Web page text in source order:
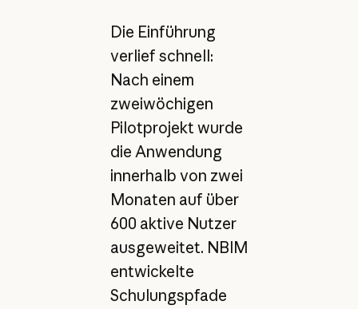
Die Einführung
verlief schnell:
Nach einem
zweiwöchigen
Pilotprojekt wurde
die Anwendung
innerhalb von zwei
Monaten auf über
600 aktive Nutzer
ausgeweitet. NBIM
entwickelte
Schulungspfade